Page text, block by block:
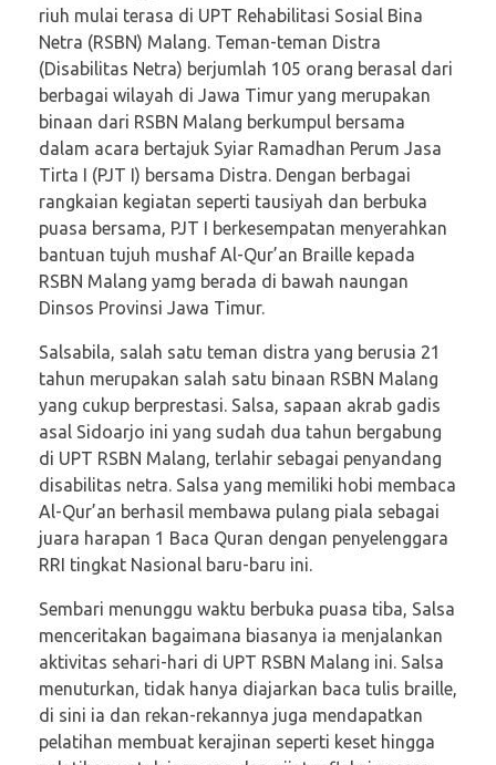
riuh mulai terasa di UPT Rehabilitasi Sosial Bina
Netra (RSBN) Malang. Teman-teman Distra
(Disabilitas Netra) berjumlah 105 orang berasal dari
berbagai wilayah di Jawa Timur yang merupakan
binaan dari RSBN Malang berkumpul bersama
dalam acara bertajuk Syiar Ramadhan Perum Jasa
Tirta I (PJT I) bersama Distra. Dengan berbagai
rangkaian kegiatan seperti tausiyah dan berbuka
puasa bersama, PJT I berkesempatan menyerahkan
bantuan tujuh mushaf Al-Qur’an Braille kepada
RSBN Malang yamg berada di bawah naungan
Dinsos Provinsi Jawa Timur.
Salsabila, salah satu teman distra yang berusia 21
tahun merupakan salah satu binaan RSBN Malang
yang cukup berprestasi. Salsa, sapaan akrab gadis
asal Sidoarjo ini yang sudah dua tahun bergabung
di UPT RSBN Malang, terlahir sebagai penyandang
disabilitas netra. Salsa yang memiliki hobi membaca
Al-Qur’an berhasil membawa pulang piala sebagai
juara harapan 1 Baca Quran dengan penyelenggara
RRI tingkat Nasional baru-baru ini.
Sembari menunggu waktu berbuka puasa tiba, Salsa
menceritakan bagaimana biasanya ia menjalankan
aktivitas sehari-hari di UPT RSBN Malang ini. Salsa
menuturkan, tidak hanya diajarkan baca tulis braille,
di sini ia dan rekan-rekannya juga mendapatkan
pelatihan membuat kerajinan seperti keset hingga